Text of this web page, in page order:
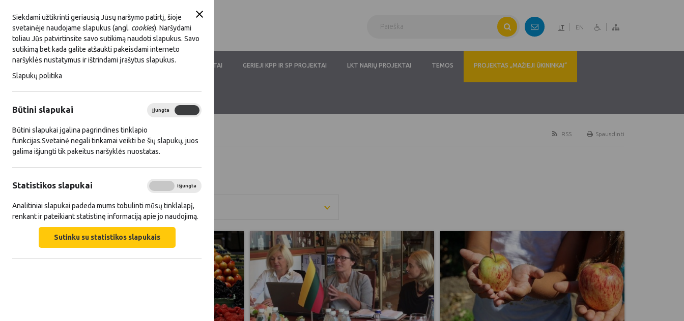
Siekdami užtikrinti geriausią Jūsų naršymo patirtį, šioje
svetainėje naudojame slapukus (angl. cookies). Naršydami
toliau Jūs patvirtinsite savo sutikimą naudoti slapukus. Savo
sutikimą bet kada galite atšaukti pakeisdami interneto
naršyklės nustatymus ir ištrindami įrašytus slapukus.
Slapukų politika
Būtini slapukai Įjungta
Būtini slapukai įgalina pagrindines tinklapio
funkcijas.Svetainė negali tinkamai veikti be šių slapukų, juos
galima išjungti tik pakeitus naršyklės nuostatas.
Statistikos slapukai Išjungta
Analitiniai slapukai padeda mums tobulinti mūsų tinklalapį,
renkant ir pateikiant statistinę informaciją apie jo naudojimą.
Sutinku su statistikos slapukais
LT EN
LKT VEIKLA LKT NARYSTĖ DOKUMENTAI GERIEJI KPP IR SP PROJEKTAI LKT NARIŲ PROJEKTAI TEMOS PROJEKTAS „MAŽIEJI ŪKININKAI“
Titulinis Naujienos Spausdinti
RSS
Visos naujienos
Metai Kategorija